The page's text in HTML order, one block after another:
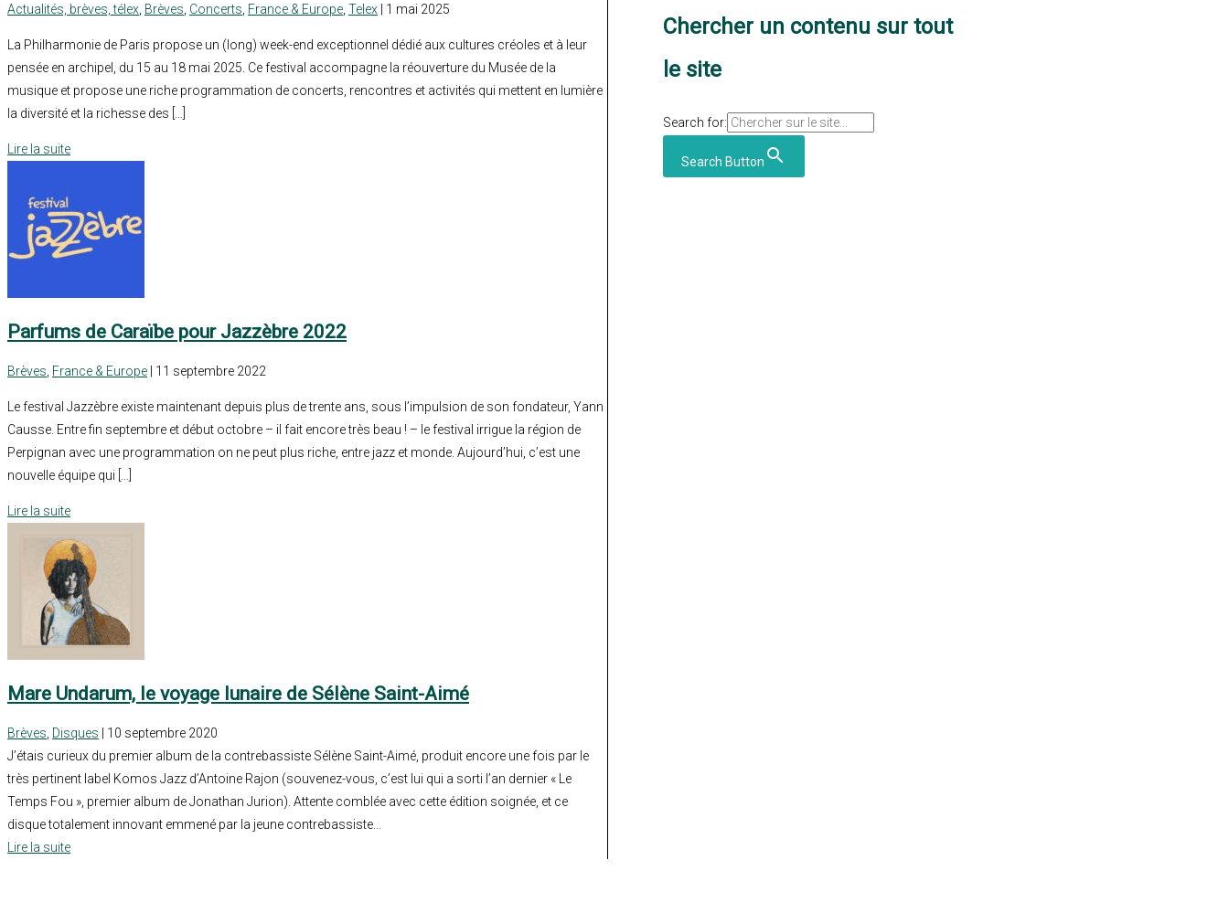
Actualités, brèves, télex Brèves Concerts France & Europe Telex | 1 mai 2025
La Philharmonie de Paris propose un (long) week-end exceptionnel dédié aux cultures créoles et à leur
pensée en archipel, du 15 au 18 mai 2025. Ce festival accompagne la réouverture du Musée de la
musique et propose une riche programmation de concerts, rencontres et activités qui mettent en lumière
la diversité et la richesse des […]
Lire la suite
Parfums de Caraïbe pour Jazzèbre 2022
Brèves France & Europe | 11 septembre 2022
Le festival Jazzèbre existe maintenant depuis plus de trente ans, sous l’impulsion de son fondateur, Yann
Causse. Entre fin septembre et début octobre – il fait encore très beau ! – le festival irrigue la région de
Perpignan avec une programmation on ne peut plus riche, entre jazz et monde. Aujourd’hui, c’est une
nouvelle équipe qui […]
Lire la suite
Mare Undarum, le voyage lunaire de Sélène Saint-Aimé
Brèves Disques | 10 septembre 2020
J’étais curieux du premier album de la contrebassiste Sélène Saint-Aimé, produit encore une fois par le
très pertinent label Komos Jazz d’Antoine Rajon (souvenez-vous, c’est lui qui a sorti l’an dernier « Le
Temps Fou », premier album de Jonathan Jurion). Attente comblée avec cette édition soignée, et ce
disque totalement innovant emmené par la jeune contrebassiste...
Lire la suite
Chercher un contenu sur tout
le site
Search for:
Search Button